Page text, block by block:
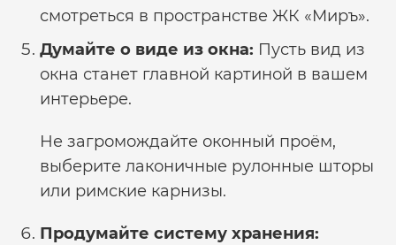
смотреться в пространстве ЖК «Миръ».
Думайте о виде из окна: Пусть вид из
окна станет главной картиной в вашем
интерьере.
Не загромождайте оконный проём,
выберите лаконичные рулонные шторы
или римские карнизы.
Продумайте систему хранения: